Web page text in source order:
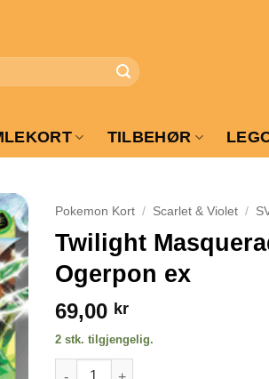
TILBEHØR
Pokemon Kort / Scarlet & Violet /
Twilight
Ogerpon ex
69,00 kr
2 stk. tilgjengelig.
Twilight Masquerade - 025/167 -